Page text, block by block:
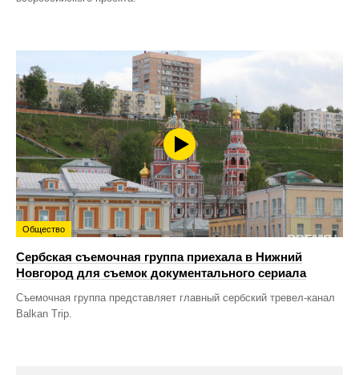
Общество
Сербская съемочная группа приехала в Нижний
Новгород для съемок документального сериала
Съемочная группа представляет главный сербский тревел-канал
Balkan Trip.